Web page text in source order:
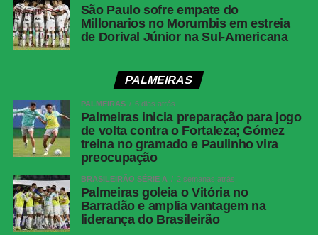
Cartões
vermelhos
Nenhum
Botafogo | Ignácio, aos 13 minutos do 2º
tempo — Fluminense
Árbitro
Bruno Arleu de Araujo (RJ)
Assistentes
Rodrigo Figueiredo Henrique Correa e Luiz
Claudio Regazone (RJ)
VAR
Rodolpho Toski Marques (PR)
Botafogo
Warleson; Vitinho, Gabriel Justino, Ferraresi e
Alex Telles (Paulinho); Danilo, Medina e
Montoro (Danilo); Villalba (Matheus Martins),
São Paulo sofre empate do
Millonarios no Morumbis em estreia
de Dorival Júnior na Sul-Americana
PALMEIRAS
PALMEIRAS 6 dias atrás
Palmeiras inicia preparação para jogo
de volta contra o Fortaleza; Gómez
treina no gramado e Paulinho vira
preocupação
BRASILEIRÃO SÉRIE A 2 semanas atrás
Palmeiras goleia o Vitória no
Barradão e amplia vantagem na
liderança do Brasileirão